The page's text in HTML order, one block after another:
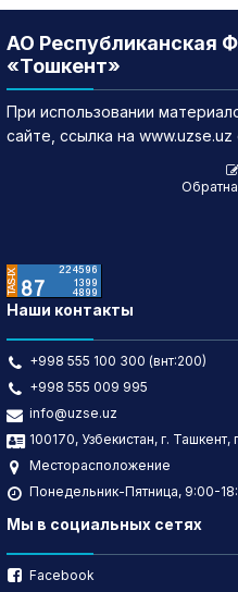
АО Республиканская
«Тошкент»
При использовании
сайте, ссылка на www.uzse.uz
Наши контакты
+998 555 100 300 (внт:200)
+998 555 009 995
info@uzse.uz
100170, Узбекистан, г.
Месторасположение
Понедельник-Пятница, 9:00-
Мы в социальных сетях
Facebook